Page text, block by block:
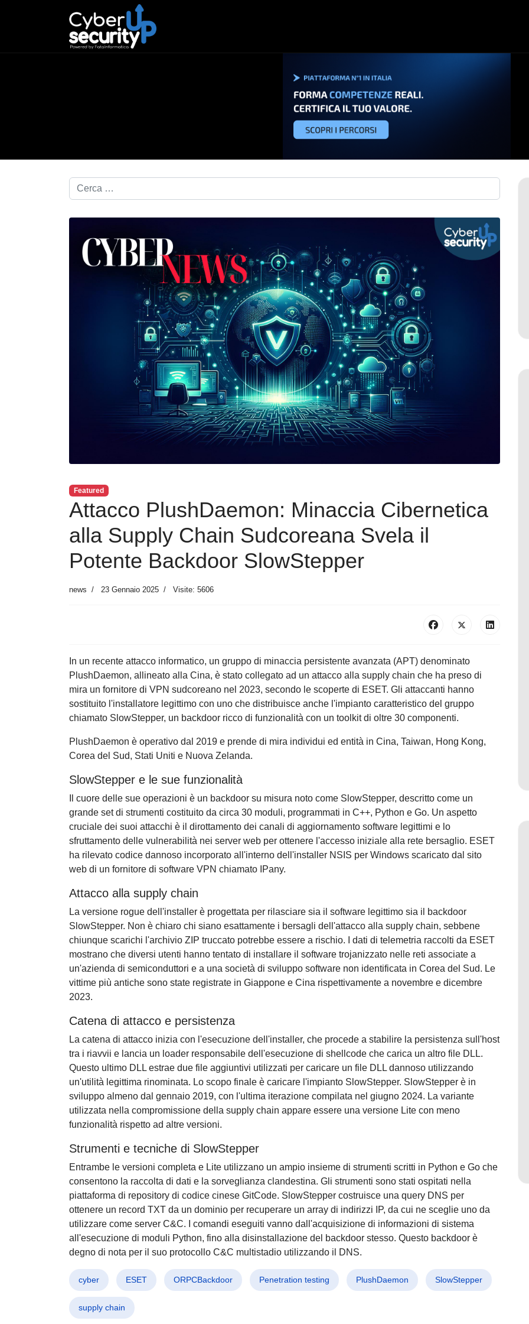
Cerca nel blog...
Featured
Attacco PlushDaemon: Minaccia Cibernetica
alla Supply Chain Sudcoreana Svela il
Potente Backdoor SlowStepper
news 23 Gennaio 2025 Visite: 5606
In un recente attacco informatico, un gruppo di minaccia persistente avanzata (APT) denominato
PlushDaemon, allineato alla Cina, è stato collegato ad un attacco alla supply chain che ha preso di
mira un fornitore di VPN sudcoreano nel 2023, secondo le scoperte di ESET. Gli attaccanti hanno
sostituito l'installatore legittimo con uno che distribuisce anche l'impianto caratteristico del gruppo
chiamato SlowStepper, un backdoor ricco di funzionalità con un toolkit di oltre 30 componenti.
PlushDaemon è operativo dal 2019 e prende di mira individui ed entità in Cina, Taiwan, Hong Kong,
Corea del Sud, Stati Uniti e Nuova Zelanda.
SlowStepper e le sue funzionalità
Il cuore delle sue operazioni è un backdoor su misura noto come SlowStepper, descritto come un
grande set di strumenti costituito da circa 30 moduli, programmati in C++, Python e Go. Un aspetto
cruciale dei suoi attacchi è il dirottamento dei canali di aggiornamento software legittimi e lo
sfruttamento delle vulnerabilità nei server web per ottenere l'accesso iniziale alla rete bersaglio. ESET
ha rilevato codice dannoso incorporato all'interno dell'installer NSIS per Windows scaricato dal sito
web di un fornitore di software VPN chiamato IPany.
Attacco alla supply chain
La versione rogue dell'installer è progettata per rilasciare sia il software legittimo sia il backdoor
SlowStepper. Non è chiaro chi siano esattamente i bersagli dell'attacco alla supply chain, sebbene
chiunque scarichi l'archivio ZIP truccato potrebbe essere a rischio. I dati di telemetria raccolti da ESET
mostrano che diversi utenti hanno tentato di installare il software trojanizzato nelle reti associate a
un'azienda di semiconduttori e a una società di sviluppo software non identificata in Corea del Sud. Le
vittime più antiche sono state registrate in Giappone e Cina rispettivamente a novembre e dicembre
2023.
Catena di attacco e persistenza
La catena di attacco inizia con l'esecuzione dell'installer, che procede a stabilire la persistenza sull'host
tra i riavvii e lancia un loader responsabile dell'esecuzione di shellcode che carica un altro file DLL.
Questo ultimo DLL estrae due file aggiuntivi utilizzati per caricare un file DLL dannoso utilizzando
un'utilità legittima rinominata. Lo scopo finale è caricare l'impianto SlowStepper. SlowStepper è in
sviluppo almeno dal gennaio 2019, con l'ultima iterazione compilata nel giugno 2024. La variante
utilizzata nella compromissione della supply chain appare essere una versione Lite con meno
funzionalità rispetto ad altre versioni.
Strumenti e tecniche di SlowStepper
Entrambe le versioni completa e Lite utilizzano un ampio insieme di strumenti scritti in Python e Go che
consentono la raccolta di dati e la sorveglianza clandestina. Gli strumenti sono stati ospitati nella
piattaforma di repository di codice cinese GitCode. SlowStepper costruisce una query DNS per
ottenere un record TXT da un dominio per recuperare un array di indirizzi IP, da cui ne sceglie uno da
utilizzare come server C&C. I comandi eseguiti vanno dall'acquisizione di informazioni di sistema
all'esecuzione di moduli Python, fino alla disinstallazione del backdoor stesso. Questo backdoor è
degno di nota per il suo protocollo C&C multistadio utilizzando il DNS.
cyber ESET ORPCBackdoor Penetration testing PlushDaemon SlowStepper
supply chain